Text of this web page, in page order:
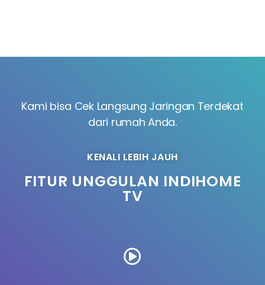
Kami bisa Cek Langsung Jaringan Terdekat
dari rumah Anda.
KENALI LEBIH JAUH
FITUR UNGGULAN INDIHOME
TV